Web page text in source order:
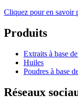
Cliquez pour en savoir
Produits
Extraits à base
Huiles
Poudres à base
Réseaux